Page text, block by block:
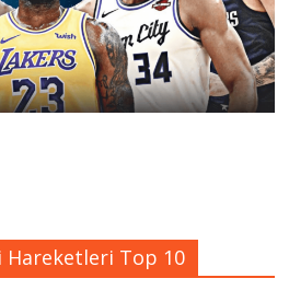
Hareketleri Top 10